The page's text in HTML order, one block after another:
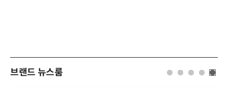
브랜드 뉴스룸